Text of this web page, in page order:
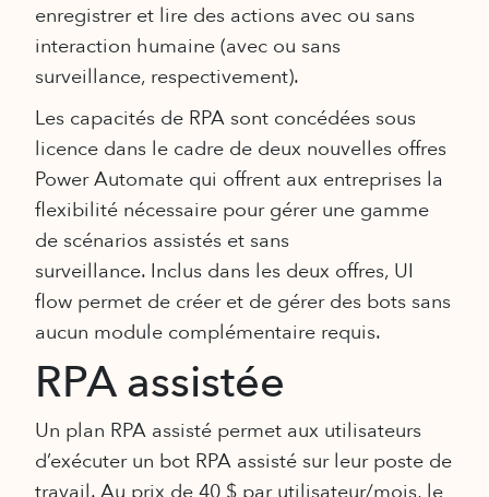
enregistrer et lire des actions avec ou sans
interaction humaine (avec ou sans
surveillance, respectivement).
Les capacités de RPA sont concédées sous
licence dans le cadre de deux nouvelles offres
Power Automate qui offrent aux entreprises la
flexibilité nécessaire pour gérer une gamme
de scénarios assistés et sans
surveillance. Inclus dans les deux offres, UI
flow permet de créer et de gérer des bots sans
aucun module complémentaire requis.
RPA assistée
Un plan RPA assisté permet aux utilisateurs
d’exécuter un bot RPA assisté sur leur poste de